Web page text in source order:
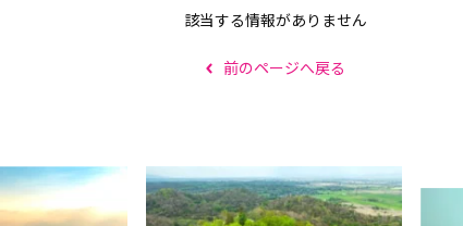
該当する情報がありません
前のページへ戻る